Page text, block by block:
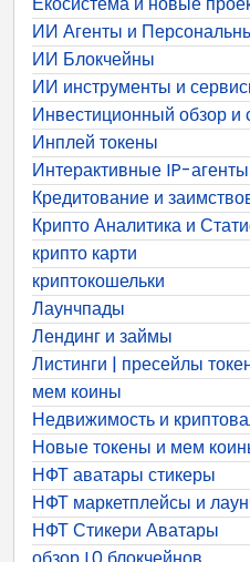
ИИ Агенты и
ИИ Блокчейны
ИИ инструменты и
Инвестиционный обзор и
Инплей токены
Интерактивные IP-агенты
Кредитование и
Крипто Аналитика и
крипто карти
криптокошельки
Лаунчпады
Лендинг и займы
Листинги | пресейлы
мем коины
Недвижимость и
Новые токены и мем
НФТ аватары стикеры
НФТ маркетплейсы и
НФТ Стикери Аватары